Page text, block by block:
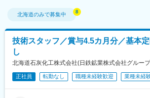
北海道のみで募集中
技術スタッフ／賞与4.5カ月分／基本
し
北海道石灰化工株式会社(日鉄鉱業株式会社グルー
正社員 転勤なし 職種未経験歓迎 業種未経